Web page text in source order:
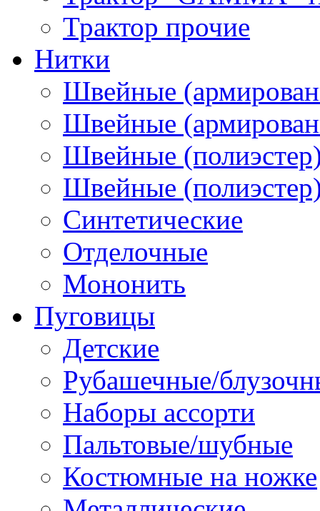
Трактор прочие
Нитки
Швейные
Швейные
Швейные
Швейные
Синтетические
Отделочные
Мононить
Пуговицы
Детские
Рубашечные/
Наборы ассорти
Пальтовые/шубные
Костюмные на ножке